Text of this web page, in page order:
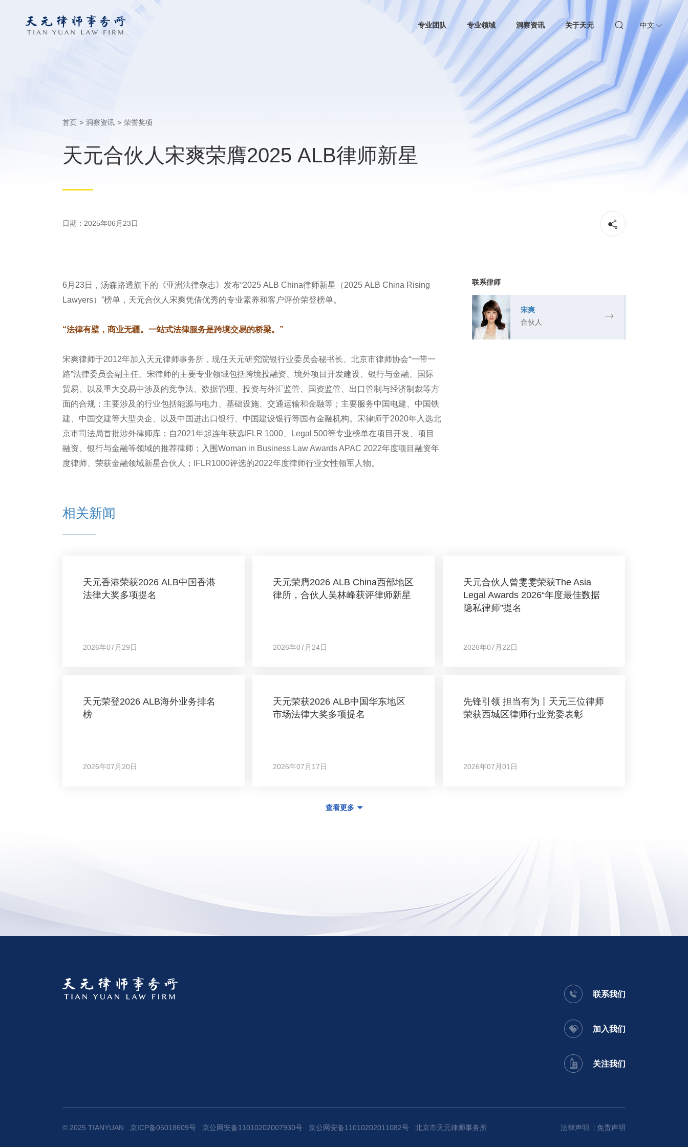
专业团队 专业领域 洞察资讯 关于天元 中文
首页 > 洞察资讯 > 荣誉奖项
天元合伙人宋爽荣膺2025 ALB律师新星
日期：2025年06月23日
6月23日，汤森路透旗下的《亚洲法律杂志》发布“2025 ALB China律师新星（2025 ALB China Rising
Lawyers）”榜单，天元合伙人宋爽凭借优秀的专业素养和客户评价荣登榜单。
“法律有壁，商业无疆。一站式法律服务是跨境交易的桥梁。”
宋爽律师于2012年加入天元律师事务所，现任天元研究院银行业委员会秘书长、北京市律师协会“一带一
路”法律委员会副主任。宋律师的主要专业领域包括跨境投融资、境外项目开发建设、银行与金融、国际
贸易、以及重大交易中涉及的竞争法、数据管理、投资与外汇监管、国资监管、出口管制与经济制裁等方
面的合规；主要涉及的行业包括能源与电力、基础设施、交通运输和金融等；主要服务中国电建、中国铁
建、中国交建等大型央企、以及中国进出口银行、中国建设银行等国有金融机构。宋律师于2020年入选北
京市司法局首批涉外律师库；自2021年起连年获选IFLR 1000、Legal 500等专业榜单在项目开发、项目
融资、银行与金融等领域的推荐律师；入围Woman in Business Law Awards APAC 2022年度项目融资年
度律师、荣获金融领域新星合伙人；IFLR1000评选的2022年度律师行业女性领军人物。
联系律师
宋爽
合伙人
相关新闻
天元香港荣获2026 ALB中国香港
法律大奖多项提名
2026年07月29日
天元荣膺2026 ALB China西部地区
律所，合伙人吴林峰获评律师新星
2026年07月24日
天元合伙人曾雯雯荣获The Asia
Legal Awards 2026“年度最佳数据
隐私律师”提名
2026年07月22日
天元荣登2026 ALB海外业务排名
榜
2026年07月20日
天元荣获2026 ALB中国华东地区
市场法律大奖多项提名
2026年07月17日
先锋引领 担当有为丨天元三位律师
荣获西城区律师行业党委表彰
2026年07月01日
查看更多
联系我们
加入我们
关注我们
© 2025 TIANYUAN 京ICP备05018609号 京公网安备11010202007930号 京公网安备11010202011082号 北京市天元律师事务所 法律声明 免责声明